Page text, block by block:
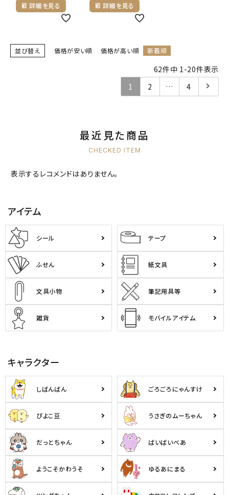
詳細を見る 詳細を見る
並び替え 価格が安い順 価格が高い順 新着順
62件中 1 -20件表示
1
2 … 4
最近見た商品
CHECKED ITEM
表示するレコメンドはありません。
アイテム
シール テープ
ふせん 紙文具
文具小物 筆記用具等
雑貨 モバイルアイテム
キャラクター
しばんばん ごろごろにゃんすけ
ぴよこ豆 うさぎのムーちゃん
だっとちゃん ばいばいべあ
ようこそかわうそ ゆるあにまる